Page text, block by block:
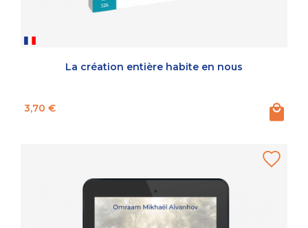
La création entière habite en nous
Prix
3,70 €